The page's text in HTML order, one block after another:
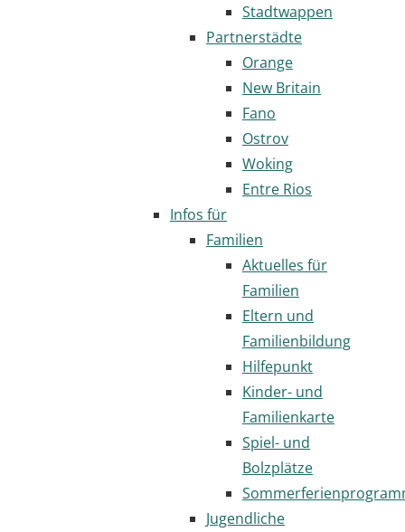
Stadtwappen
Partnerstädte
Orange
New Britain
Fano
Ostrov
Woking
Entre Rios
Infos für
Familien
Aktuelles für
Familien
Eltern und
Familienbildung
Hilfepunkt
Kinder- und
Familienkarte
Spiel- und
Bolzplätze
Jugendliche